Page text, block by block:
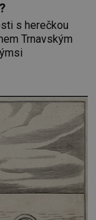
s herečkou
Trnavským